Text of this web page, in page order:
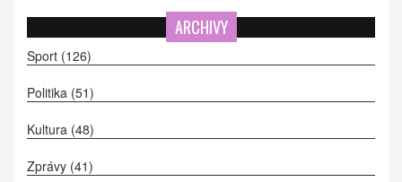
ARCHIVY
Sport (126)
Politika (51)
Kultura (48)
Zprávy (41)